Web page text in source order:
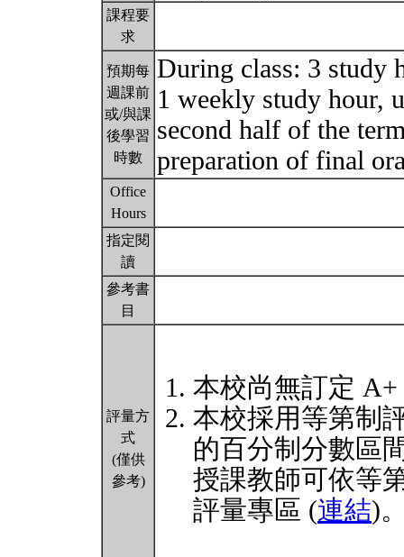
課程要
求
預期每
週課前
或/與課
後學習
時數
During class: 3 study
1 weekly study hour,
second half of the
preparation of final
Office
Hours
指定閱
讀
參考書
目
評量方
式
(僅供
參考)
本校尚無訂定
本校採用等第制
的百分制分數區
授課教師可依等
評量專區 (連結)